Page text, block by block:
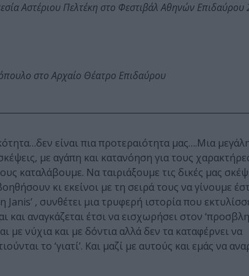
Αστέριου Πελτέκη στο Φεστιβάλ Αθηνών Επιδαύρου
στο Αρχαίο Θέατρο Επιδαύρου
είναι πια προτεραιότητα μας….Μια
με αγάπη και κατανόηση για τους
καταλάβουμε. Να ταιριάξουμε τις δικές μας
κι εκείνοι με τη σειρά τους να γίνουμε
, συνθέτει μια τρυφερή ιστορία που
αναγκάζεται έτσι να εισχωρήσει στον
με νύχια και με δόντια αλλά δεν τα καταφέρνει να
το ‘γιατί’. Και μαζί με αυτούς και εμάς να